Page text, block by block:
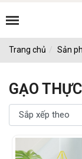
Trang chủ Sản
GẠO